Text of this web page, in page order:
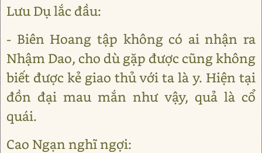
Lưu Dụ lắc đầu:
- Biên Hoang tập không có ai nhận ra
Nhậm Dao, cho dù gặp được cũng không
biết được kẻ giao thủ với ta là y. Hiện tại
đồn đại mau mắn như vậy, quả là cổ
quái.
Cao Ngạn nghĩ ngợi: